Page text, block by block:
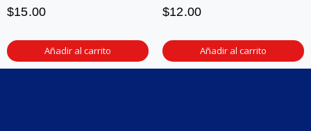
$15.00
Añadir al carrito
$12.00
Añadir al carrito